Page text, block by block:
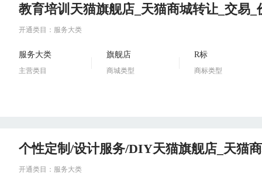
教育培训天猫旗舰店_天猫商城转让_交易
开通类目：服务大类
服务大类
主营类目
旗舰店
商城类型
R标
商标类型
个性定制/设计服务/DIY天猫旗舰店_天猫
开通类目：服务大类